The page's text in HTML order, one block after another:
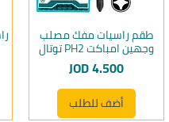
طقم راسيات مفك مصلب
وجهين امباكت PH2 توتال
السعر
JOD 4.500
أضف للطلب